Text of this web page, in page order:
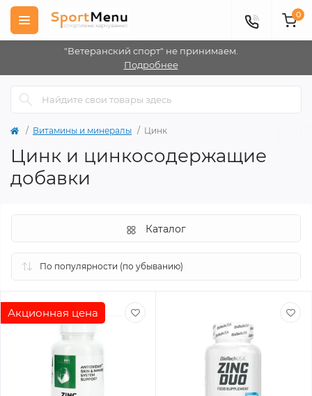
"Ветеранский спорт" не принимаем.
Подробнее
0
Витамины и минералы Цинк
Цинк и цинкосодержащие
добавки
Каталог
Акционная цена